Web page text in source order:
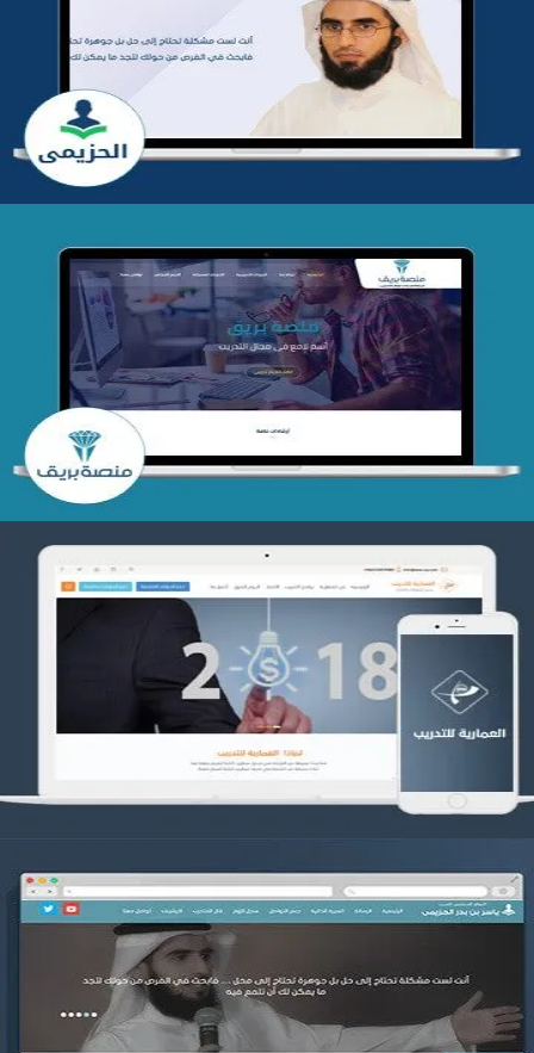
تطوير موقع المدرب ياسر الحزيمي
التفاصيل
تصميم منصة بريق
التفاصيل
تصميم العمارية للتدريب
التفاصيل
موقع ياسر بن بدر الحزيمي
التفاصيل